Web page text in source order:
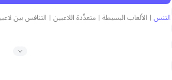
التنس | الألعاب البسيطة | متعدِّدة اللاعبين | التنافس بين